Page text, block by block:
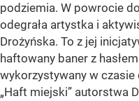
podziemia. W powrocie
odegrała artystka i
Drożyńska. To z jej
haftowany baner z
wykorzystywany w
„Haft miejski” autorstwa